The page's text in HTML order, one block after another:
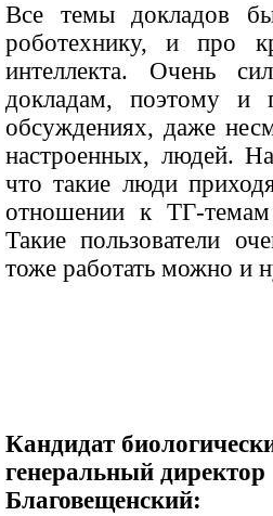
Все темы докладов
роботехнику, и про
интеллекта. Очень
докладам, поэтому и
обсуждениях, даже
настроенных, людей.
что такие люди
отношении к ТГ-
Такие пользователи
тоже работать можно и
Кандидат
генеральный
Благовещенский: